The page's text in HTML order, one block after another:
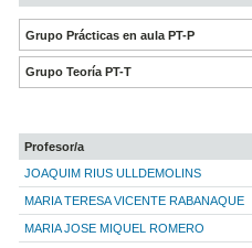
Grupo Prácticas en aula PT-P
Grupo Teoría PT-T
Profesor/a
JOAQUIM RIUS ULLDEMOLINS
MARIA TERESA VICENTE RABANAQUE
MARIA JOSE MIQUEL ROMERO